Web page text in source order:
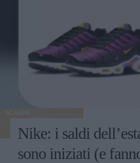
SCARPE
Nike: i saldi
sono iniziati (e